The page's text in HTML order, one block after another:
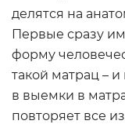
делятся на
Первые сразу
форму
такой матрац –
в выемки в
повторяет все